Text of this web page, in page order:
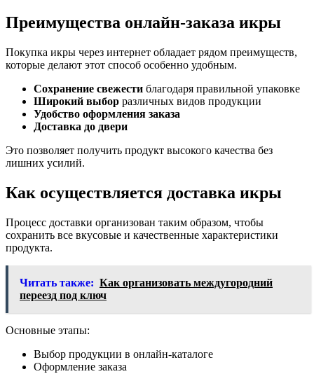
Преимущества онлайн-заказа икры
Покупка икры через интернет обладает рядом преимуществ,
которые делают этот способ особенно удобным.
Сохранение свежести благодаря правильной упаковке
Широкий выбор различных видов продукции
Удобство оформления заказа
Доставка до двери
Это позволяет получить продукт высокого качества без
лишних усилий.
Как осуществляется доставка икры
Процесс доставки организован таким образом, чтобы
сохранить все вкусовые и качественные характеристики
продукта.
Читать также: Как организовать междугородний
переезд под ключ
Основные этапы:
Выбор продукции в онлайн-каталоге
Оформление заказа